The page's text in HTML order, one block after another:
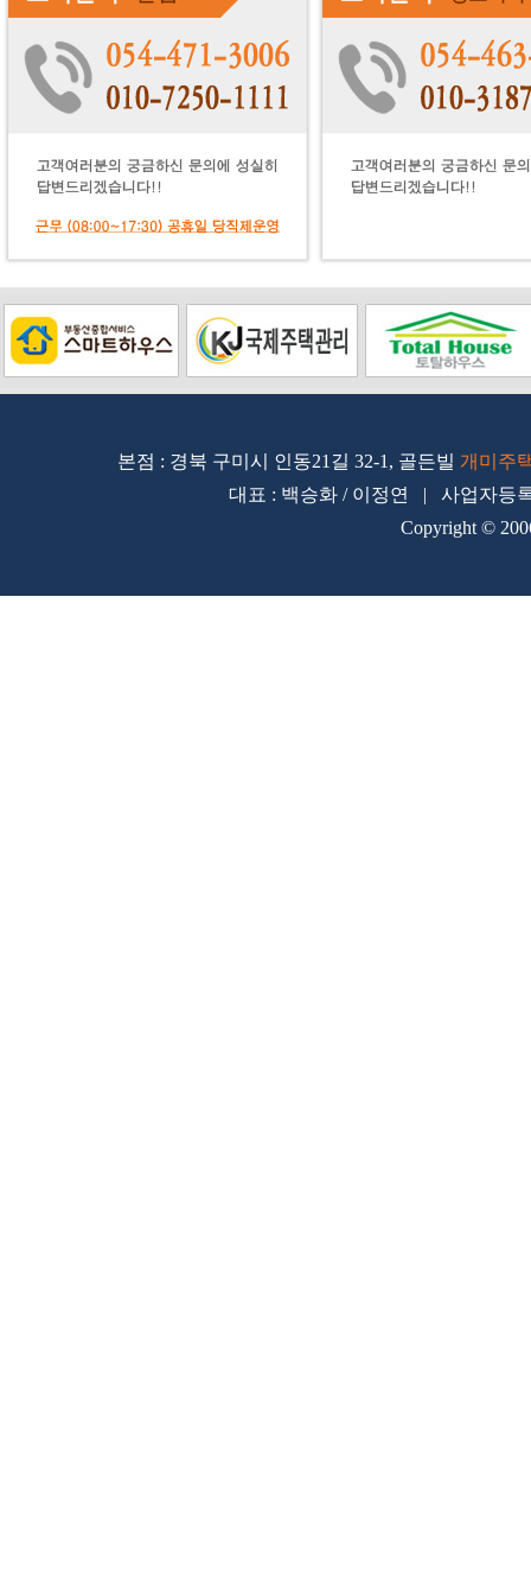
본점 : 경북 구미시 인동21길 32-1, 골든빌 개미주
대표 : 백승화 / 이정연 | 사업자등
Copyright ©